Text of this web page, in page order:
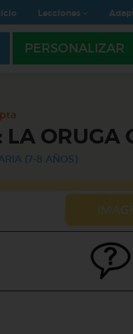
Lecciones
PERSONALIZAR
LA ORUGA
(7-8 AÑOS)